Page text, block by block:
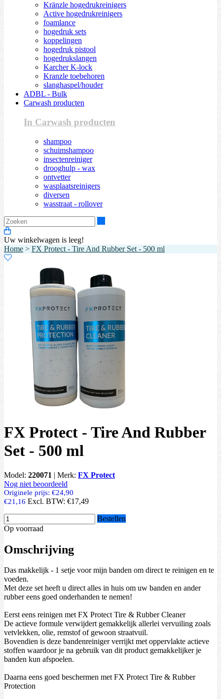
Kränzle hogedrukreinigers
Active hogedrukreinigers
foamlance
hogedruk sets
koppelingen
hogedruk pistool
hogedrukslangen
Karcher K-lock
Kranzle toebehoren
slanghaspel/houder
ADBL - Bulk
Carwash producten
In Carwash producten
shampoo
schuimshampoo
insectenreiniger
drooghulp - wax
ontvetter
wasplaatsreinigers
diversen
wasstraat - rollover
Uw winkelwagen is leeg!
Home > FX Protect - Tire And Rubber Set - 500 ml
FX Protect - Tire And Rubber
Set - 500 ml
Model: 220071 | Merk: FX Protect
Nog niet beoordeeld
Originele prijs: €24,90
€21,16 Excl. BTW: €17,49
Bestellen
Op voorraad
Omschrijving
Das makkelijk - 1 setje voor mijn banden om direct te reinigen en te
voeden.
Met deze set heeft u direct alles in huis om uw banden en ander
rubber eens goed onderhanden te nemen!
Eerst eens reinigen met FX Protect Tire & Rubber Cleaner
De actieve formule verwijdert gemakkelijk allerlei vervuiling zoals
vetvlekken, olie, remstof of gewoon straatvuil.
Bovendien is deze bandenreiniger verrijkt met oppervlakte actieve
stoffen waardoor je na gebruik van dit product gemakkelijker je
banden kun afspoelen.
Daarna eens goed beschermen met FX Protect Tire & Rubber
Protection